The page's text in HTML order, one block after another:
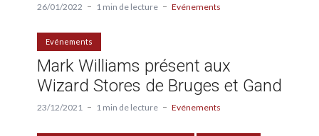
26/01/2022 1 min de lecture Evénements
Evénements
Mark Williams présent aux
Wizard Stores de Bruges et Gand
23/12/2021 1 min de lecture Evénements